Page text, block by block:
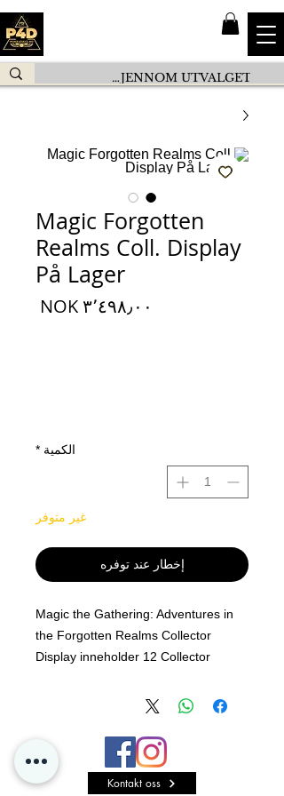
Magic Forgotten
Realms Coll. Display
På Lager
الكمية *
غير متوفر
إخطار عند توفره
Magic the Gathering: Adventures in
the Forgotten Realms Collector
Display inneholder 12 Collector
Gathering kort per pakke.Hvert
Magic the Gathering: Adventures in
the Forgotten Realms er Magic's
Kontakt oss